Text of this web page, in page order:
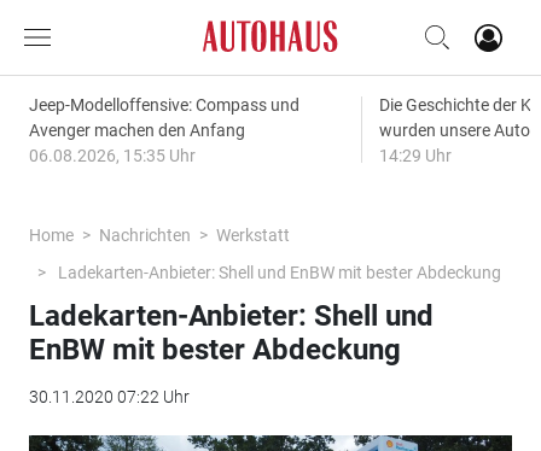
Jeep-Modelloffensive: Compass und
Avenger machen den Anfang
06.08.2026, 15:35 Uhr
Die Geschichte der
wurden unsere
14:29 Uhr
Home Nachrichten
Werkstatt
Ladekarten-Anbieter: Shell und EnBW mit bester Abdeckung
Ladekarten-Anbieter: Shell und
EnBW mit bester Abdeckung
30.11.2020 07:22 Uhr